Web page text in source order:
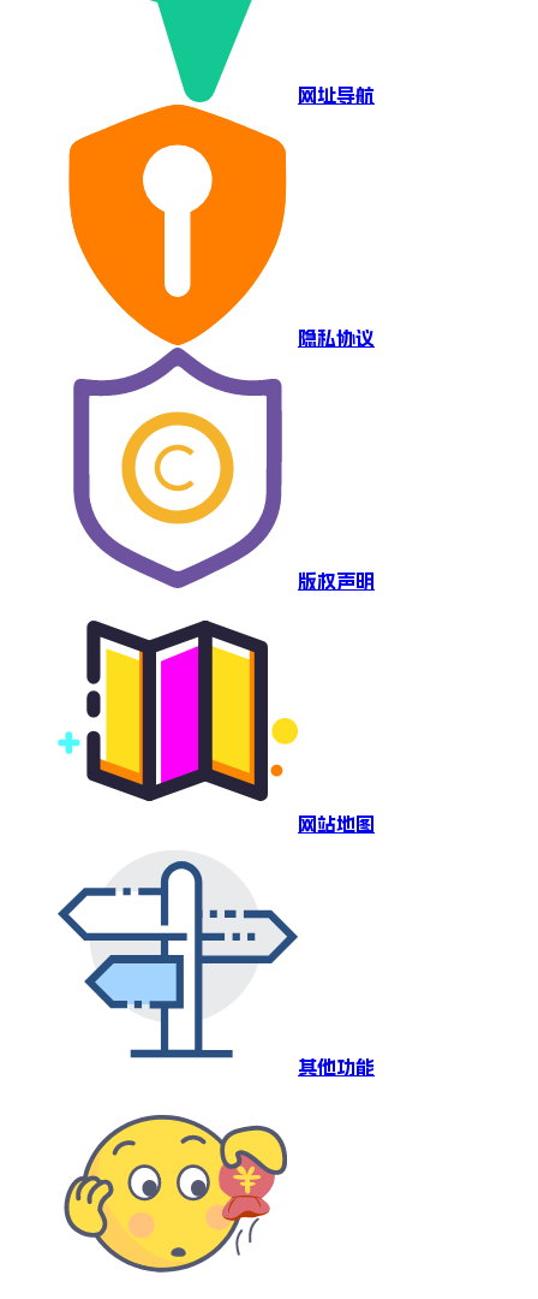
网址导航
隐私协议
版权声明
网站地图
其他功能